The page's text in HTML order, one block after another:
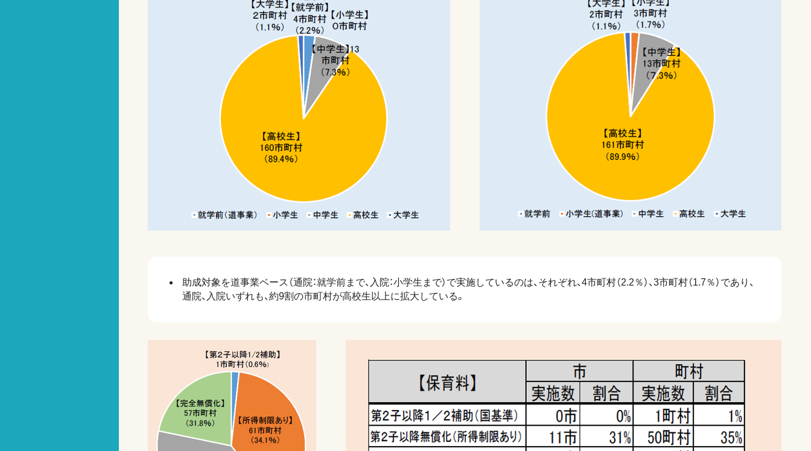
助成対象を道事業ベース（通院：就学前まで、入院：小学生まで）で実施しているのは、それぞれ、4市町村（2.2％）、3市町村（1.7％）であり、
通院、入院いずれも、約9割の市町村が高校生以上に拡大している。